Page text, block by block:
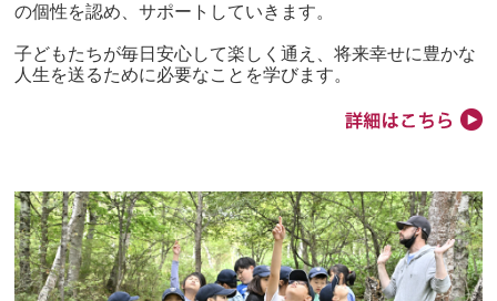
の個性を認め、サポートしていきます。
子どもたちが毎日安心して楽しく通え、将来幸せに豊かな
人生を送るために必要なことを学びます。